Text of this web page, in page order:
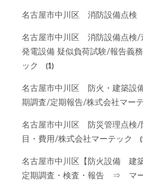
名古屋市中川区 消防設備点検
名古屋市中川区 消防設備点検/
発電設備 疑似負荷試験/報告義
ック
(1)
名古屋市中川区 防火・建築設
期調査/定期報告/株式会社マー
名古屋市中川区 防災管理点検/
目・費用/株式会社マーテック
名古屋市中川区【防火設備 建
定期調査・検査・報告 ⇒ マ